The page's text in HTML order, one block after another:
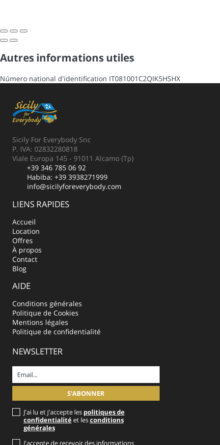
Autres informations utiles
Número national d'identification IT081001C2QIK5HSHX
Sicily For Everybody Snc
P. IVA: 02832280818
Viale Europa 145 - 91011 Alcamo (Tp)
+39 346 785 06 92
Habiba: +39 3938271999
info@sicilyforeverybody.com
LIENS RAPIDES
Accueil
Location
Offres
À propos
Contact
Blog
AIDE
Conditions générales
Politique de Cookies
Mentions légales
Politique de confidentialité
NEWSLETTER
J'ai lu et j'accepte les politiques de
confidentialitéet lesconditions
générales
J'accepte de recevoir des informations